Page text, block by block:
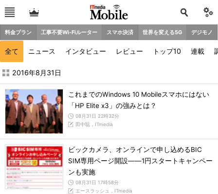
料金プラン 工事不要Wi-Fiルーター スマホ決済 世界を変える5G デジモノ
全て ニュース インタビュー レビュー トップ10 連載
2016年8月の記事一覧 - ITmedia Mobile
2016年8月31日
これまでのWindows 10 Mobileスマホにはない
「HP Elite x3」の強みとは？
08月31日 22時32分
田中聡，ITmedia
ビックカメラ、オンラインで申し込めるBIC
SIM専用ページ開設――1円スタートキャンペー
ンも実施
08月31日 17時58分
エースラッシュ，ITmedia